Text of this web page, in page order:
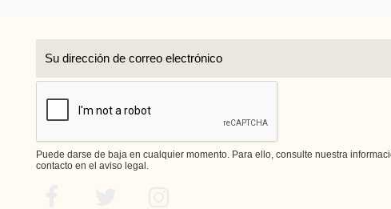
Puede darse de baja en cualquier momento. Para ello, consulte nuestra
contacto en el aviso legal.